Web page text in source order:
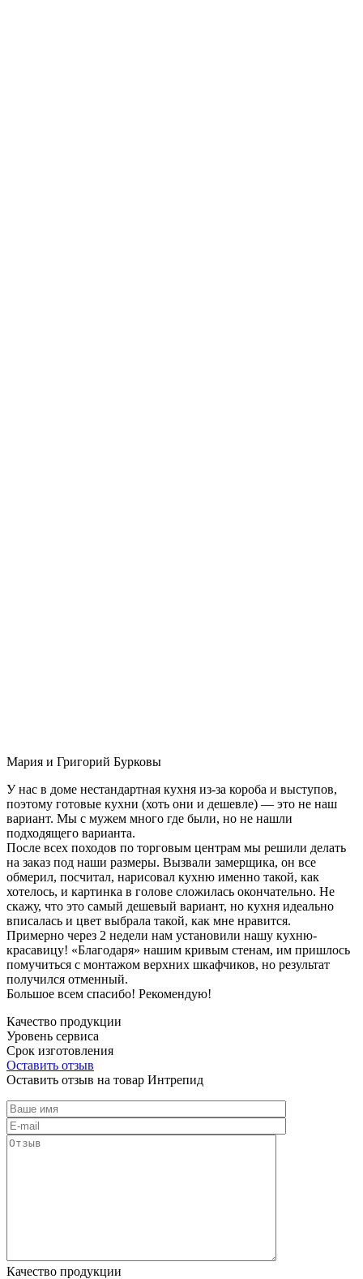
Мария и Григорий Бурковы
У нас в доме нестандартная кухня из-за короба и выступов,
поэтому готовые кухни (хоть они и дешевле) — это не наш
вариант. Мы с мужем много где были, но не нашли
подходящего варианта.
После всех походов по торговым центрам мы решили делать
на заказ под наши размеры. Вызвали замерщика, он все
обмерил, посчитал, нарисовал кухню именно такой, как
хотелось, и картинка в голове сложилась окончательно. Не
скажу, что это самый дешевый вариант, но кухня идеально
вписалась и цвет выбрала такой, как мне нравится.
Примерно через 2 недели нам установили нашу кухню-
красавицу! «Благодаря» нашим кривым стенам, им пришлось
помучиться с монтажом верхних шкафчиков, но результат
получился отменный.
Большое всем спасибо! Рекомендую!
Качество продукции
Уровень сервиса
Срок изготовления
Оставить отзыв
Оставить отзыв на товар Интрепид
Качество продукции